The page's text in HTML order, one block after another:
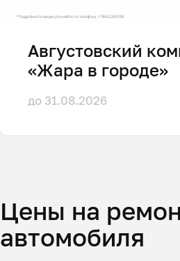
Августовский
«Жара в городе»
до 31.08.2026
Цены на
автомобиля